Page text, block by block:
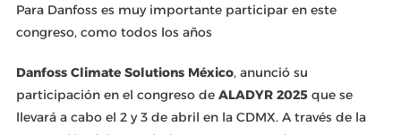
Para Danfoss es muy importante participar en este
congreso, como todos los años
Danfoss Climate Solutions México, anunció su
participación en el congreso de ALADYR 2025que se
llevará a cabo el 2 y 3 de abril en la CDMX. A través de la